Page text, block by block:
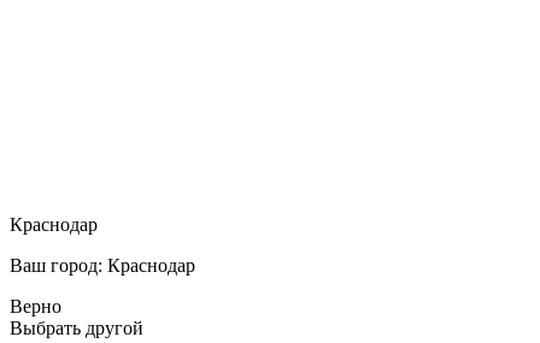
Краснодар
Ваш город: Краснодар
Верно
Выбрать другой